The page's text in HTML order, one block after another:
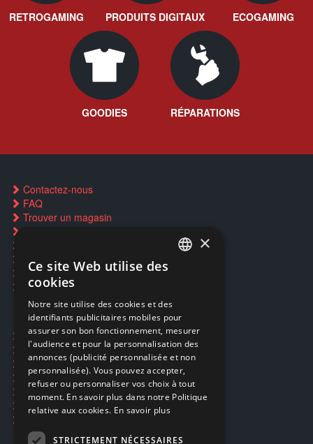
RETROGAMING PRODUITS DIGITAUX ECOGAMING
GOODIES RÉPARATIONS
Contactez-nous
FAQ
Trouver un magasin
Restauration CD griffés
Réparations & SAV
Smartpoints
Ecogaming
Expédition & retours
Confidentialité
Conditions générales
EA Sport UFC 6
Call of Duty: Modern Warfare 4
Rachat et revente de jeux en cash
ENGLISH
×
Ce site Web utilise des
cookies
Notre site utilise des cookies et des
identifiants publicitaires mobiles pour
assurer son bon fonctionnement, mesurer
l'audience et pour la personnalisation des
annonces (publicité personnalisée et non
personnalisée). Vous pouvez accepter,
refuser ou personnaliser vos choix à tout
moment. En savoir plus dans notre Politique
relative aux cookies. En savoir plus
STRICTEMENT NÉCESSAIRES